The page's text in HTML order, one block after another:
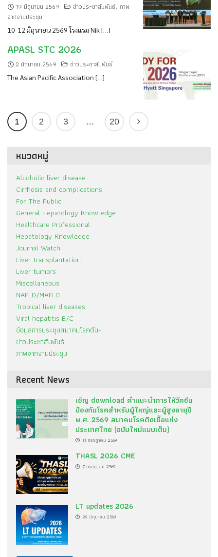
19 มิถุนายน 2569 ข่าวประชาสัมพันธ์, ภาพ
จากงานประชุม
10-12 มิถุนายน 2569 โรงแรม Nik […]
APASL STC 2026
2 มิถุนายน 2569 ข่าวประชาสัมพันธ์
The Asian Pacific Association […]
1 2 3 … 20
หมวดหมู่
Alcoholic liver disease
Cirrhosis and complications
For The Public
General Hepatology Knowledge
Healthcare Professional
Hepatology Knowledge
Journal Watch
Liver transplantation
Liver tumors
Miscellaneous
NAFLD/MAFLD
Tropical liver diseases
Viral hepatitis B/C
ข้อมูลการประชุมสมาคมโรคตับฯ
ข่าวประชาสัมพันธ์
ภาพจากงานประชุม
Recent News
เชิญ download คำแนะนำการให้วัคซีน
ป้องกันโรคสำหรับผู้ใหญ่และผู้สูงอายุปี
พ.ศ. 2569 สมาคมโรคติดเชื้อแห่ง
ประเทศไทย (ฉบับใหม่แบบเต็ม)
11 กรกฎาคม 2569
THASL 2026 CME
7 กรกฎาคม 2569
LT updates 2026
29 มิถุนายน 2569